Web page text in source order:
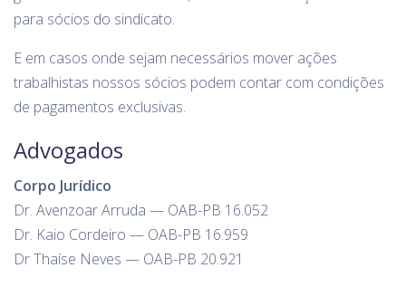
para sócios do sindicato.
E em casos onde sejam necessários mover ações
trabalhistas nossos sócios podem contar com condições
de pagamentos exclusivas.
Advogados
Corpo Jurídico
Dr. Avenzoar Arruda — OAB-PB 16.052
Dr. Kaio Cordeiro — OAB-PB 16.959
Dr Thaíse Neves — OAB-PB 20.921